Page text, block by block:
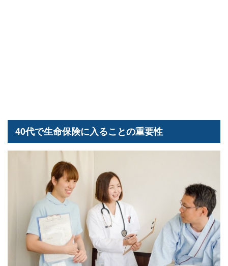
40代で生命保険に入ることの重要性